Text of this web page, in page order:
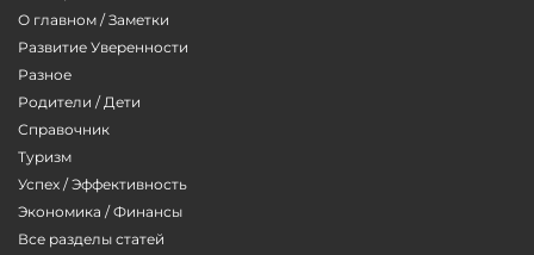
О главном / Заметки
Развитие Уверенности
Разное
Родители / Дети
Справочник
Туризм
Успех / Эффективность
Экономика / Финансы
Все разделы статей